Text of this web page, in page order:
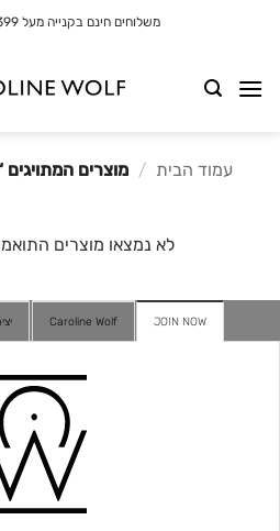
משלוחים חינם בקנייה מעל 399 ש"ח לא כולל ריהוט
עמוד הבית / מוצרים
לא נמצאו מוצרים
JOIN NOW
Caroline Wolf